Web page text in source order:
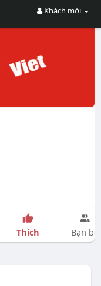
Khách mời
Thích Bạn bè